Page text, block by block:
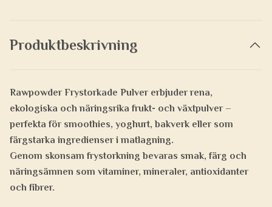
Produktbeskrivning
Rawpowder Frystorkade Pulvererbjuder rena,
ekologiska och näringsrika frukt- och växtpulver –
perfekta för smoothies, yoghurt, bakverk eller som
färgstarka ingredienser i matlagning.
Genom skonsam frystorkning bevaras smak, färg och
näringsämnen som vitaminer, mineraler, antioxidanter
och fibrer.